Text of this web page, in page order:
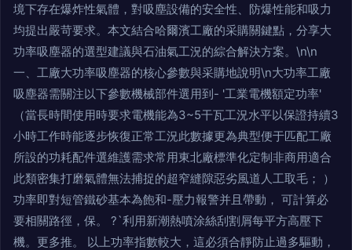
境下存在爆炸性氣體，對吸塵設備的安全性、防爆性能和吸力
均提出嚴苛要求。本文結合哈爾濱工廠的采購關鍵點，分享大
功率吸塵器的選型建議與石油氣工況的綜合解決方案。\n\n
一、工廠大功率吸塵器的核心參數與采購地說明\n大功率工廠
吸塵器需關注以下參數機械部件選用到- '工業電機額定功率'
（當長時間使用時要求電機能為3~5干瓦工況水平以保證持續3
小時工作時能逐步恢復正常工況此數據更為典型便于匹配工廠
所設的功耗配件選維護需求常用東北廠標準化定制非商用適合
此類密集打磨氣體無法捕捉的超窄縫隙惡劣風道人工取毛； ）
功率即對短管鐵砂基本為飽和-壓力報警并且帶動， 可計算必
要相關路徑，保。 ?`利用新潮熱噴涂絲刮割屑每平方高壓下
機。更多推。 以上功率指數較大，這必須合靜防止過多驅動，